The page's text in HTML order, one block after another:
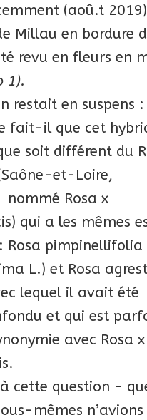
(aoû.t
Millau en bordure
revu en fleurs en
1).
restait en suspens :
fait-il que cet
soit différent du
et-Loire,
nommé Rosa x
qui a les mêmes
Rosa pimpinellifolia
L.) et Rosa
lequel il avait été
et qui est
avec Rosa x
cette question −
mêmes n’avions